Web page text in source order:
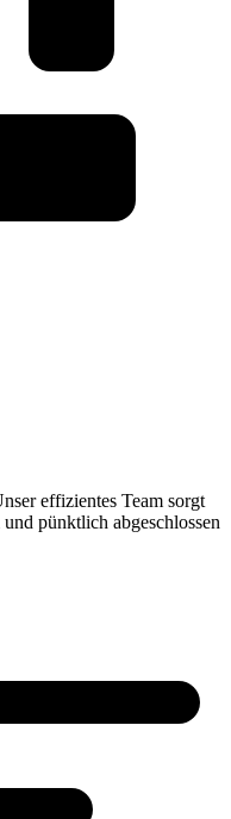
effizientes Team sorgt
und pünktlich abgeschlossen